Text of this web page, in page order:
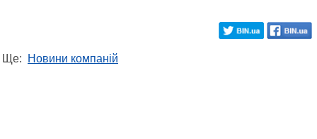
Ще: Новини компаній